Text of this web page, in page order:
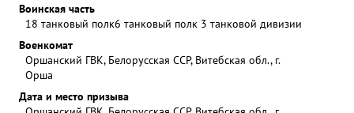
Воинская часть
18 танковый полк6 танковый полк 3 танковой дивизии
Военкомат
Оршанский ГВК, Белорусская ССР, Витебская обл., г.
Орша
Дата и место призыва